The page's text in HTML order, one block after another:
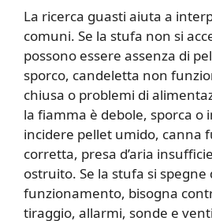
La ricerca guasti aiuta a
comuni. Se la stufa non si
possono essere assenza di
sporco, candeletta non
chiusa o problemi di
la fiamma è debole, sporca o
incidere pellet umido, canna
corretta, presa d’aria
ostruito. Se la stufa si
funzionamento, bisogna
tiraggio, allarmi, sonde e